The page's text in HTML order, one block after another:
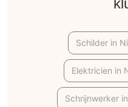
Schilder in
Elektricien in
Schrijnwerker